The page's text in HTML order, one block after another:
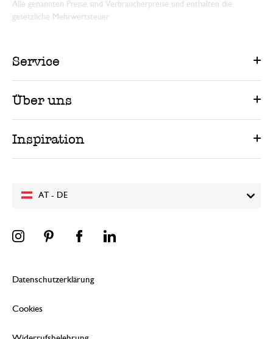
AT - DE
Alle genannten Preise sind Verbraucherpreise und enthalten die
gesetzliche Mehrwertsteuer.
Service
Über uns
Inspiration
Datenschutzerklärung
Cookies